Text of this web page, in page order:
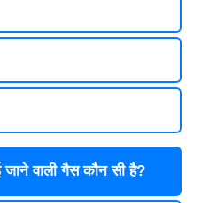
वाली गैस कौन सी है?